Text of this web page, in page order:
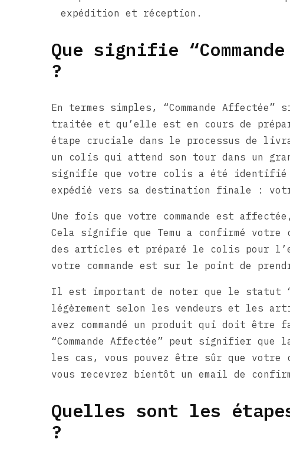
expédition et réception.
Que signifie
?
En termes simples, “Commande
traitée et qu’elle est en cours de
étape cruciale dans le processus de
un colis qui attend son tour dans un
signifie que votre colis a été identifié
expédié vers sa destination finale :
Une fois que votre commande est
Cela signifie que Temu a confirmé
des articles et préparé le colis pour
votre commande est sur le point de
Il est important de noter que le statut
légèrement selon les vendeurs et les
avez commandé un produit qui doit être
“Commande Affectée” peut signifier
les cas, vous pouvez être sûr que votre
vous recevrez bientôt un email de
Quelles sont les
?